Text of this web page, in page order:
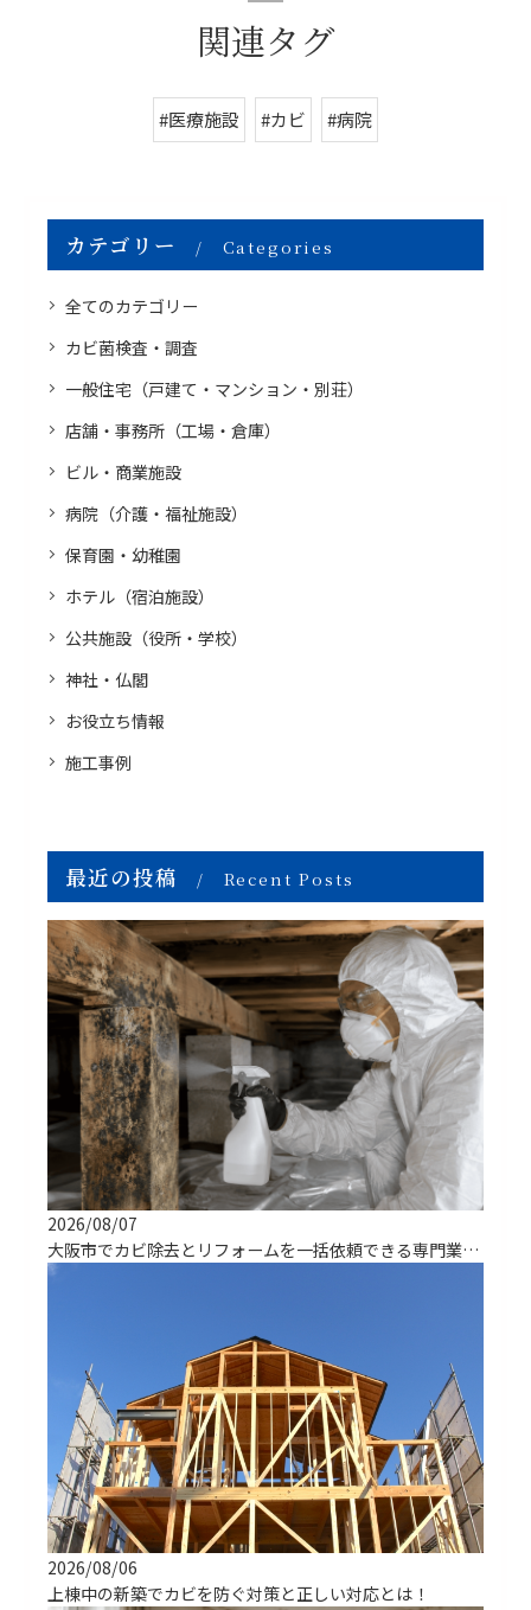
関連タグ
#医療施設 #カビ #病院
カテゴリー Categories
全てのカテゴリー
カビ菌検査・調査
一般住宅（戸建て・マンション・別荘）
店舗・事務所（工場・倉庫）
ビル・商業施設
病院（介護・福祉施設）
保育園・幼稚園
ホテル（宿泊施設）
公共施設（役所・学校）
神社・仏閣
お役立ち情報
施工事例
最近の投稿 Recent Posts
2026/08/07
大阪市でカビ除去とリフォームを一括依頼できる専門業者の選び方
2026/08/06
上棟中の新築でカビを防ぐ対策と正しい対応とは！